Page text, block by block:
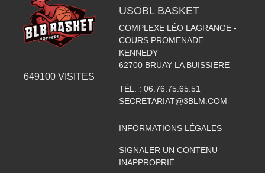
649100 VISITES
USOBL BASKET
COMPLEXE LÉO LAGRANGE -
COURS PROMENADE
KENNEDY
62700 BRUAY LA BUISSIERE
TÉL. : 06.76.75.65.51
SECRETARIAT@3BLM.COM
INFORMATIONS LÉGALES
SIGNALER UN CONTENU
INAPPROPRIÉ